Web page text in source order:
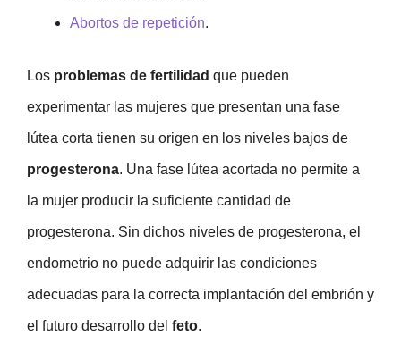
Abortos de repetición.
Los problemas de fertilidad que pueden
experimentar las mujeres que presentan una fase
lútea corta tienen su origen en los niveles bajos de
progesterona. Una fase lútea acortada no permite a
la mujer producir la suficiente cantidad de
progesterona. Sin dichos niveles de progesterona, el
endometrio no puede adquirir las condiciones
adecuadas para la correcta implantación del embrión y
el futuro desarrollo del feto.